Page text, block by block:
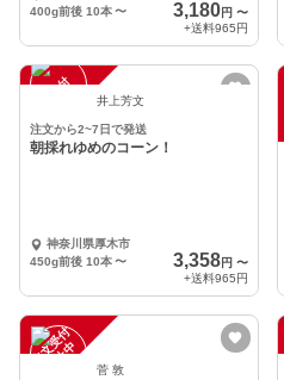
400g前後 10本〜 3,180円 〜
+送料965円
注
文
受
付
停
止 井上芳文
注文から2~7日で発送
朝採れゆめのコーン！
神奈川県厚木市
450g前後 10本〜 3,358円 〜
+送料965円
注
文
受
付
停
止
中 菅 敦